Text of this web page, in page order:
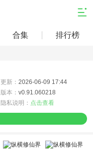
合集 排行榜
更新： 2026-06-09 17:44
版本： v0.91.060218
隐私说明： 点击查看